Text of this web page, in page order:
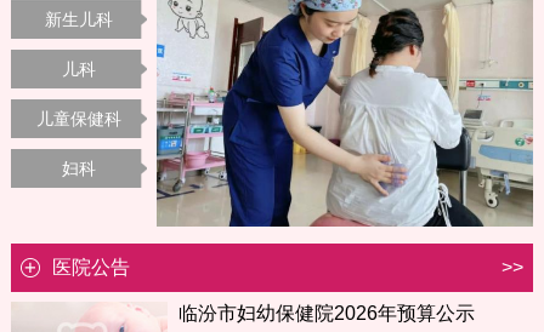
新生儿科
儿科
儿童保健科
妇科
医院公告 >>
临汾市妇幼保健院2026年预算公示